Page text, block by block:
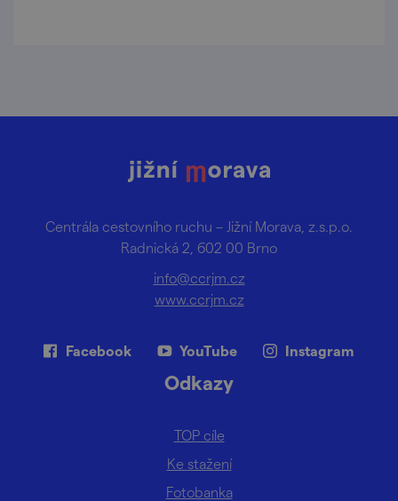
Centrála cestovního ruchu – Jižní Morava, z.s.p.o.
Radnická 2, 602 00 Brno
info@ccrjm.cz
www.ccrjm.cz
Facebook YouTube Instagram
Odkazy
TOP cíle
Ke stažení
Fotobanka